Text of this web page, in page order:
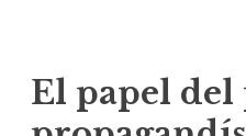
c
o
El papel del